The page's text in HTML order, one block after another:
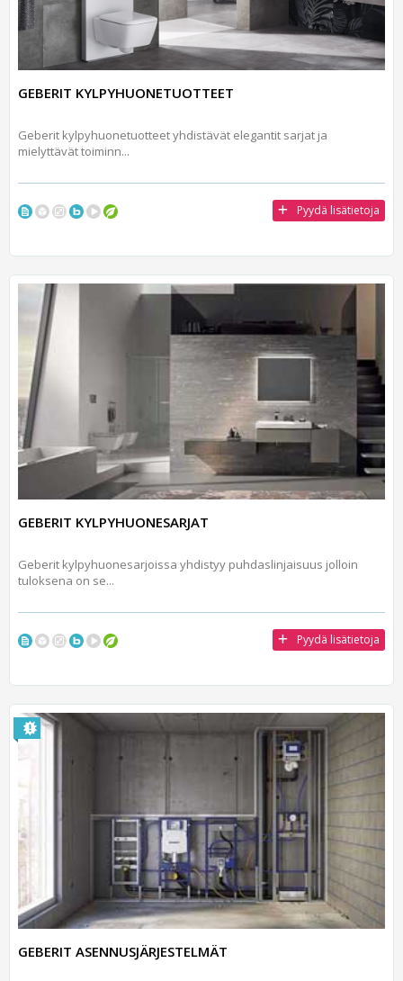
GEBERIT KYLPYHUONETUOTTEET
Geberit kylpyhuonetuotteet yhdistävät elegantit sarjat ja
mielyttävät toiminn...
Pyydä lisätietoja
GEBERIT KYLPYHUONESARJAT
Geberit kylpyhuonesarjoissa yhdistyy puhdaslinjaisuus jolloin
tuloksena on se...
Pyydä lisätietoja
GEBERIT ASENNUSJÄRJESTELMÄT